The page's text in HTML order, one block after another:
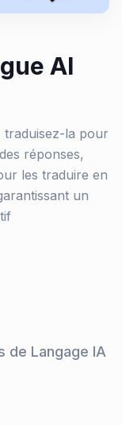
AI
traduisez-la pour
réponses,
les traduire en
un
de Langage IA